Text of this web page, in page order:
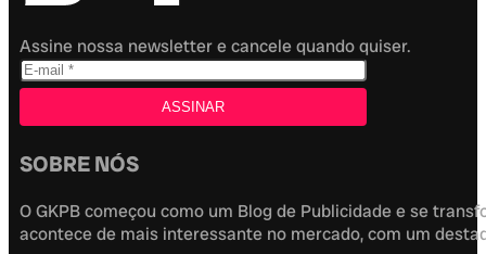
Assine nossa newsletter e cancele quando quiser.
SOBRE NÓS
O GKPB começou como um Blog de Publicidade e se
acontece de mais interessante no mercado, com um